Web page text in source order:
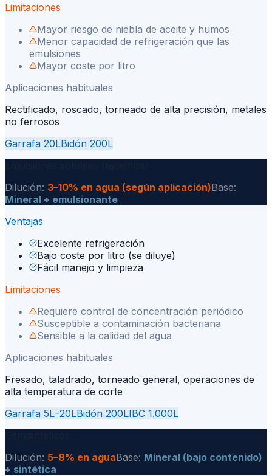
Limitaciones
Mayor riesgo de niebla de aceite y humos
Menor capacidad de refrigeración que las
emulsiones
Mayor coste por litro
Aplicaciones habituales
Rectificado, roscado, torneado de alta precisión, metales
no ferrosos
Garrafa 20LBidón 200L
Dilución: 3–10% en agua (según aplicación)Base:
Mineral + emulsionante
Ventajas
Excelente refrigeración
Bajo coste por litro (se diluye)
Fácil manejo y limpieza
Limitaciones
Requiere control de concentración periódico
Susceptible a contaminación bacteriana
Sensible a la calidad del agua
Aplicaciones habituales
Fresado, taladrado, torneado general, operaciones de
alta temperatura de corte
Garrafa 5L–20LBidón 200LIBC 1.000L
Dilución: 5–8% en aguaBase: Mineral (bajo contenido)
+ sintética